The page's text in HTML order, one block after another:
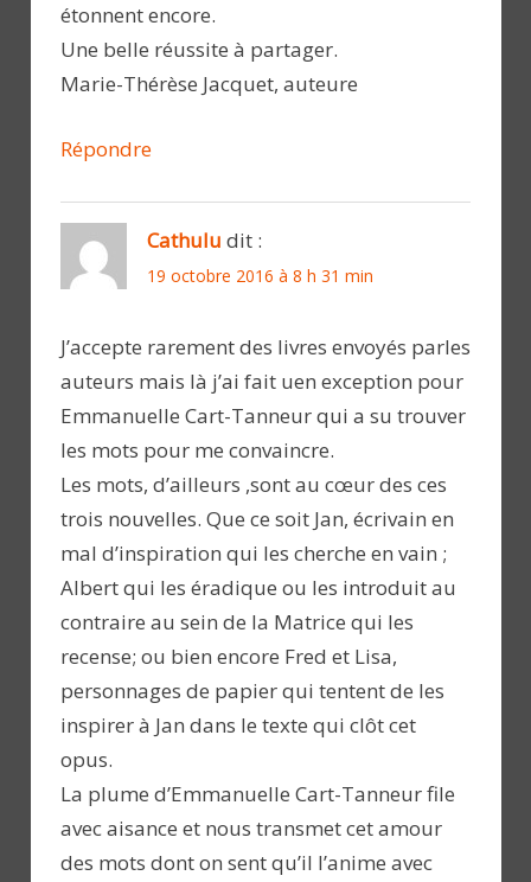
étonnent encore.
Une belle réussite à partager.
Marie-Thérèse Jacquet, auteure
Répondre
Cathulu dit :
19 octobre 2016 à 8 h 31 min
J’accepte rarement des livres envoyés parles
auteurs mais là j’ai fait uen exception pour
Emmanuelle Cart-Tanneur qui a su trouver
les mots pour me convaincre.
Les mots, d’ailleurs ,sont au cœur des ces
trois nouvelles. Que ce soit Jan, écrivain en
mal d’inspiration qui les cherche en vain ;
Albert qui les éradique ou les introduit au
contraire au sein de la Matrice qui les
recense; ou bien encore Fred et Lisa,
personnages de papier qui tentent de les
inspirer à Jan dans le texte qui clôt cet
opus.
La plume d’Emmanuelle Cart-Tanneur file
avec aisance et nous transmet cet amour
des mots dont on sent qu’il l’anime avec